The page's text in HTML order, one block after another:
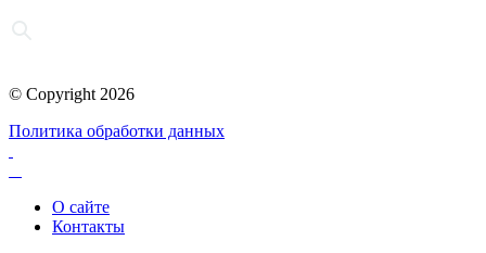
© Copyright 2026
Политика обработки данных
О сайте
Контакты